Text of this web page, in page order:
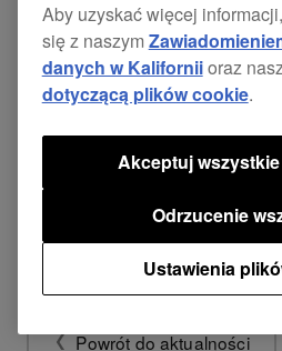
tiltable display
players not
SYSTEM DJ units.
Powrót do aktualności
Aby uzyskać więcej
się z naszym
danych w Kaliforniioraz
dotyczącą plików cookie.
Ustawienia
Odrzucenie
Akceptuj